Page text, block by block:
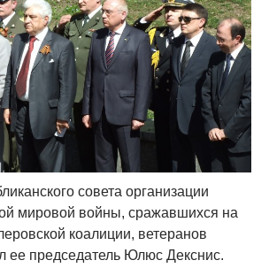
совета организации
мировой войны, сражавшихся на
коалиции, ветеранов
ее председатель Юлюс Декснис.